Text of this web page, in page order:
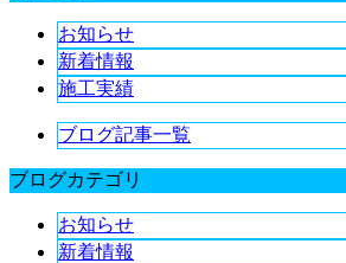
お知らせ
新着情報
施工実績
ブログ記事一覧
ブログカテゴリ
お知らせ
新着情報